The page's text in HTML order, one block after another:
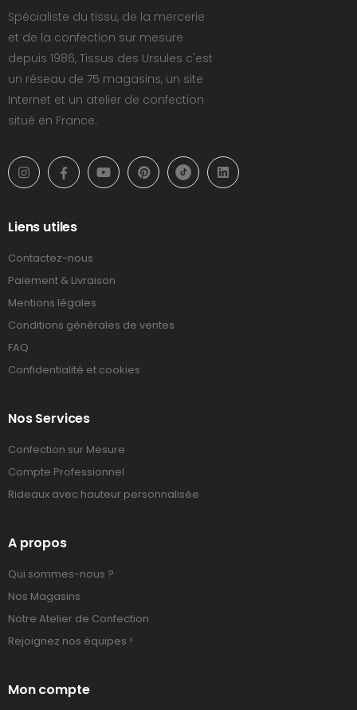
Spécialiste du tissu, de la mercerie
et de la confection sur mesure
depuis 1986, Tissus des Ursules c'est
un réseau de 75 magasins, un site
Internet et un atelier de confection
situé en France.
Liens utiles
Contactez-nous
Paiement & Livraison
Mentions légales
Conditions générales de ventes
FAQ
Confidentialité et cookies
Nos Services
Confection sur Mesure
Compte Professionnel
Rideaux avec hauteur personnalisée
A propos
Qui sommes-nous ?
Nos Magasins
Notre Atelier de Confection
Rejoignez nos équipes !
Mon compte